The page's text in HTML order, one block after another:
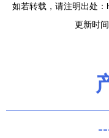
如若转载，请注明出处
更新时